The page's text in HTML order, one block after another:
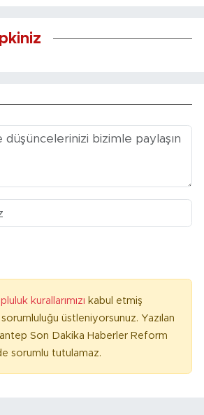
kurallarımızı kabul etmiş
üstleniyorsunuz. Yazılan
Son Dakika Haberler Reform
sorumlu tutulamaz.